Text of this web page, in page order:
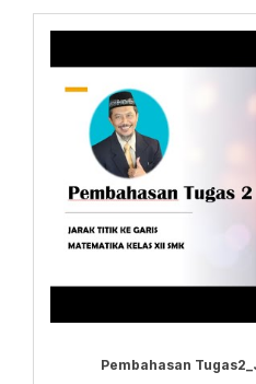
Pembahasan